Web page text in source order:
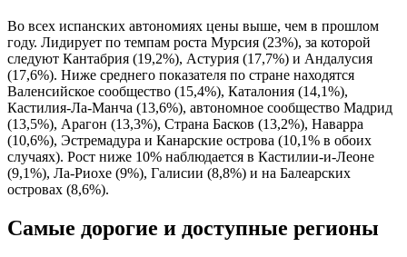
Во всех испанских автономиях цены выше, чем в прошлом
году. Лидирует по темпам роста Мурсия (23%), за которой
следуют Кантабрия (19,2%), Астурия (17,7%) и Андалусия
(17,6%). Ниже среднего показателя по стране находятся
Валенсийское сообщество (15,4%), Каталония (14,1%),
Кастилия-Ла-Манча (13,6%), автономное сообщество Мадрид
(13,5%), Арагон (13,3%), Страна Басков (13,2%), Наварра
(10,6%), Эстремадура и Канарские острова (10,1% в обоих
случаях). Рост ниже 10% наблюдается в Кастилии-и-Леоне
(9,1%), Ла-Риохе (9%), Галисии (8,8%) и на Балеарских
островах (8,6%).
Самые дорогие и доступные регионы